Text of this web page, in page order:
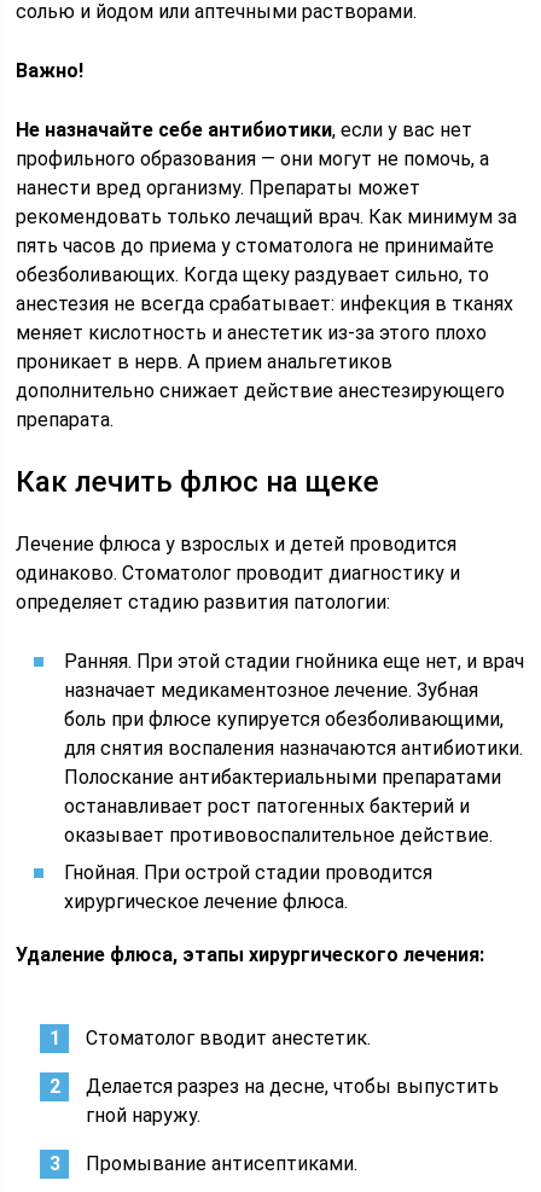
солью и йодом или аптечными растворами.
Важно!
Не назначайте себе антибиотики, если у вас нет
профильного образования — они могут не помочь, а
нанести вред организму. Препараты может
рекомендовать только лечащий врач. Как минимум за
пять часов до приема у стоматолога не принимайте
обезболивающих. Когда щеку раздувает сильно, то
анестезия не всегда срабатывает: инфекция в тканях
меняет кислотность и анестетик из-за этого плохо
проникает в нерв. А прием анальгетиков
дополнительно снижает действие анестезирующего
препарата.
Как лечить флюс на щеке
Лечение флюса у взрослых и детей проводится
одинаково. Стоматолог проводит диагностику и
определяет стадию развития патологии:
Ранняя. При этой стадии гнойника еще нет, и врач
назначает медикаментозное лечение. Зубная
боль при флюсе купируется обезболивающими,
для снятия воспаления назначаются антибиотики.
Полоскание антибактериальными препаратами
останавливает рост патогенных бактерий и
оказывает противовоспалительное действие.
Гнойная. При острой стадии проводится
хирургическое лечение флюса.
Удаление флюса, этапы хирургического лечения:
Стоматолог вводит анестетик.
Делается разрез на десне, чтобы выпустить
гной наружу.
Промывание антисептиками.